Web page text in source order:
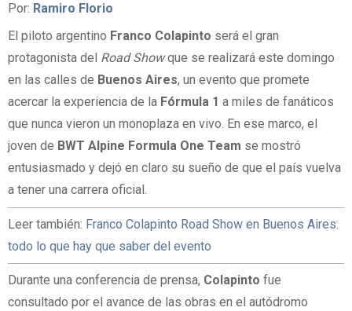
Por: Ramiro Florio
El piloto argentino Franco Colapinto será el gran
protagonista del Road Showque se realizará este domingo
en las calles de Buenos Aires, un evento que promete
acercar la experiencia de la Fórmula 1 a miles de fanáticos
que nunca vieron un monoplaza en vivo. En ese marco, el
joven de BWT Alpine Formula One Team se mostró
entusiasmado y dejó en claro su sueño de que el país vuelva
a tener una carrera oficial.
Leer también: Franco Colapinto Road Show en Buenos Aires:
todo lo que hay que saber del evento
Durante una conferencia de prensa, Colapinto fue
consultado por el avance de las obras en el autódromo